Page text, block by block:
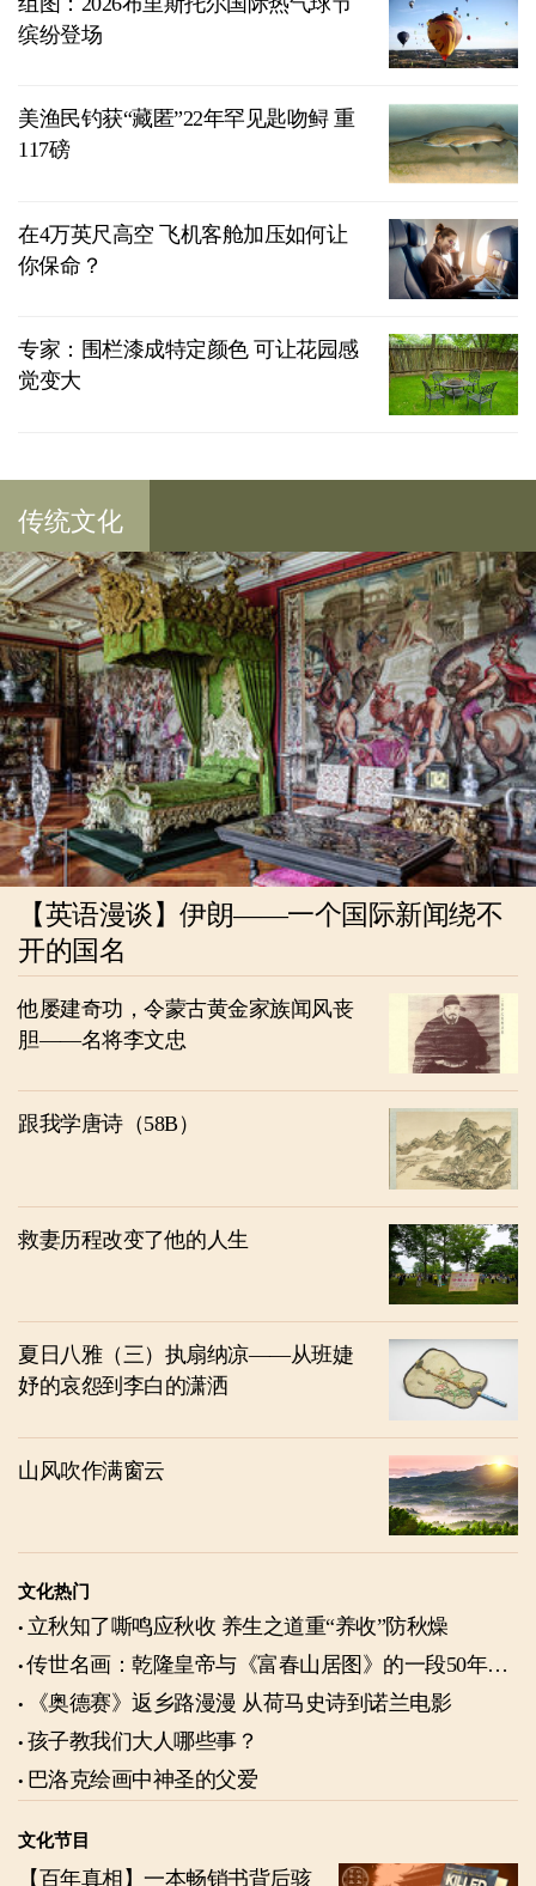
缤纷登场
美渔民钓获“藏匿”22年罕见匙吻鲟 重
117磅
在4万英尺高空 飞机客舱加压如何让
你保命？
专家：围栏漆成特定颜色 可让花园感
觉变大
传统文化
【英语漫谈】伊朗——一个国际新闻绕不
开的国名
他屡建奇功，令蒙古黄金家族闻风丧
胆——名将李文忠
跟我学唐诗（58B）
救妻历程改变了他的人生
夏日八雅（三）执扇纳凉——从班婕
妤的哀怨到李白的潇洒
山风吹作满窗云
文化热门
立秋知了嘶鸣应秋收 养生之道重“养收”防秋燥
传世名画：乾隆皇帝与《富春山居图》的一段50年奇
缘 《奥德赛》返乡路漫漫 从荷马史诗到诺兰电影
孩子教我们大人哪些事？
巴洛克绘画中神圣的父爱
文化节目
【百年真相】一本畅销书背后骇